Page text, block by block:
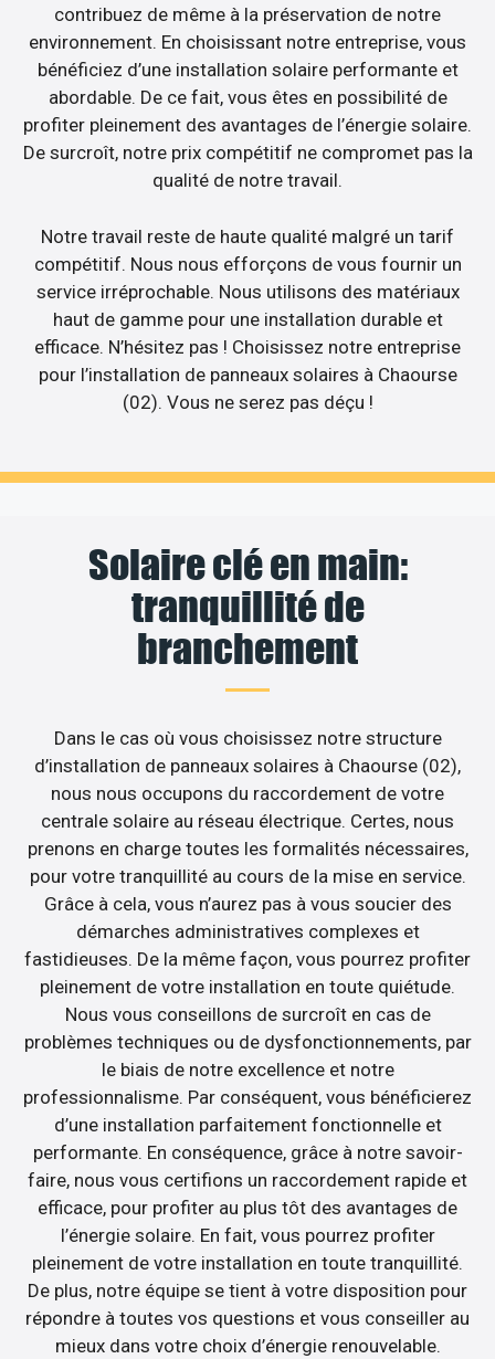
contribuez de même à la préservation de notre
environnement. En choisissant notre entreprise, vous
bénéficiez d’une installation solaire performante et
abordable. De ce fait, vous êtes en possibilité de
profiter pleinement des avantages de l’énergie solaire.
De surcroît, notre prix compétitif ne compromet pas la
qualité de notre travail.
Notre travail reste de haute qualité malgré un tarif
compétitif. Nous nous efforçons de vous fournir un
service irréprochable. Nous utilisons des matériaux
haut de gamme pour une installation durable et
efficace. N’hésitez pas ! Choisissez notre entreprise
pour l’installation de panneaux solaires à Chaourse
(02). Vous ne serez pas déçu !
Solaire clé en main:
tranquillité de
branchement
Dans le cas où vous choisissez notre structure
d’installation de panneaux solaires à Chaourse (02),
nous nous occupons du raccordement de votre
centrale solaire au réseau électrique. Certes, nous
prenons en charge toutes les formalités nécessaires,
pour votre tranquillité au cours de la mise en service.
Grâce à cela, vous n’aurez pas à vous soucier des
démarches administratives complexes et
fastidieuses. De la même façon, vous pourrez profiter
pleinement de votre installation en toute quiétude.
Nous vous conseillons de surcroît en cas de
problèmes techniques ou de dysfonctionnements, par
le biais de notre excellence et notre
professionnalisme. Par conséquent, vous bénéficierez
d’une installation parfaitement fonctionnelle et
performante. En conséquence, grâce à notre savoir-
faire, nous vous certifions un raccordement rapide et
efficace, pour profiter au plus tôt des avantages de
l’énergie solaire. En fait, vous pourrez profiter
pleinement de votre installation en toute tranquillité.
De plus, notre équipe se tient à votre disposition pour
répondre à toutes vos questions et vous conseiller au
mieux dans votre choix d’énergie renouvelable.